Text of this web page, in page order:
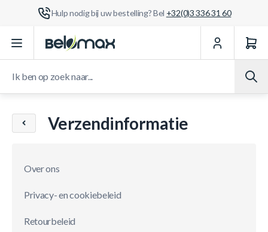
Hulp nodig bij uw bestelling? Bel +32(0)3 336 31 60
Ga naar de inhoud
Verzendinformatie
Over ons
Privacy- en cookiebeleid
Retourbeleid